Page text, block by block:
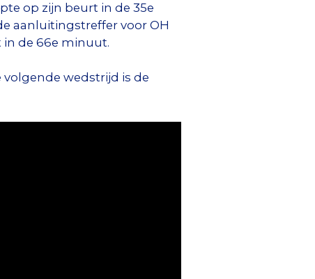
op zijn beurt in de 35e
aanluitingstreffer voor OH
in de 66e minuut.
wedstrijd is de